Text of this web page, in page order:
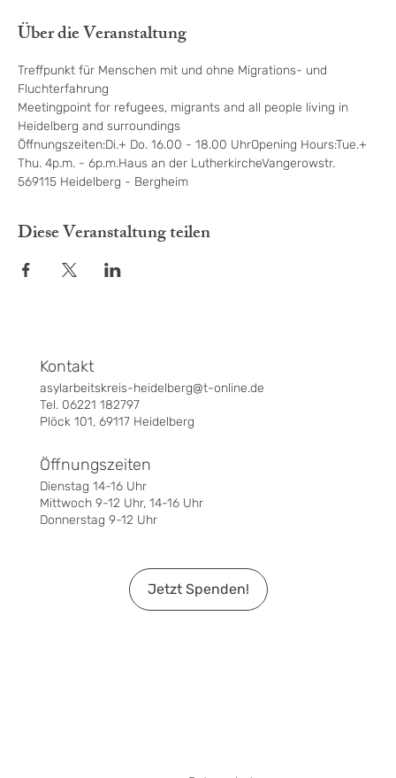
Über die Veranstaltung
Treffpunkt für Menschen mit und ohne Migrations- und
Fluchterfahrung
Meetingpoint for refugees, migrants and all people living in
Heidelberg and surroundings
Öffnungszeiten:Di.+ Do. 16.00 - 18.00 UhrOpening Hours:Tue.+
Thu. 4p.m. - 6p.m.Haus an der LutherkircheVangerowstr.
569115 Heidelberg - Bergheim
Diese Veranstaltung teilen
Jetzt Spenden!
asylarbeitskreis-heidelberg@t-online.de
Tel. 06221 182797
Plöck 101, 69117 Heidelberg
Kontakt
Dienstag 14-16 Uhr
Mittwoch 9-12 Uhr, 14-16 Uhr
Donnerstag 9-12 Uhr
Öffnungszeiten